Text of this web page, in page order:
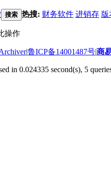
搜索 热搜: 财务软件 进销存 版
操作
|鲁ICP备14001487号|商
in 0.024335 second(s), 5